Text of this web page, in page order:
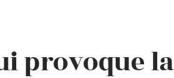
provoque la